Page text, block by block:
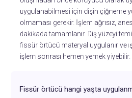
uygulanabilmesi için dişin çiğneme
olmaması gerekir. İşlem ağrısız,
dakikada tamamlanır. Diş yüzeyi
fissür örtücü materyal uygulanır ve
işlem sonrası hemen yemek yiyebilir.
Fissür örtücü hangi yaşta